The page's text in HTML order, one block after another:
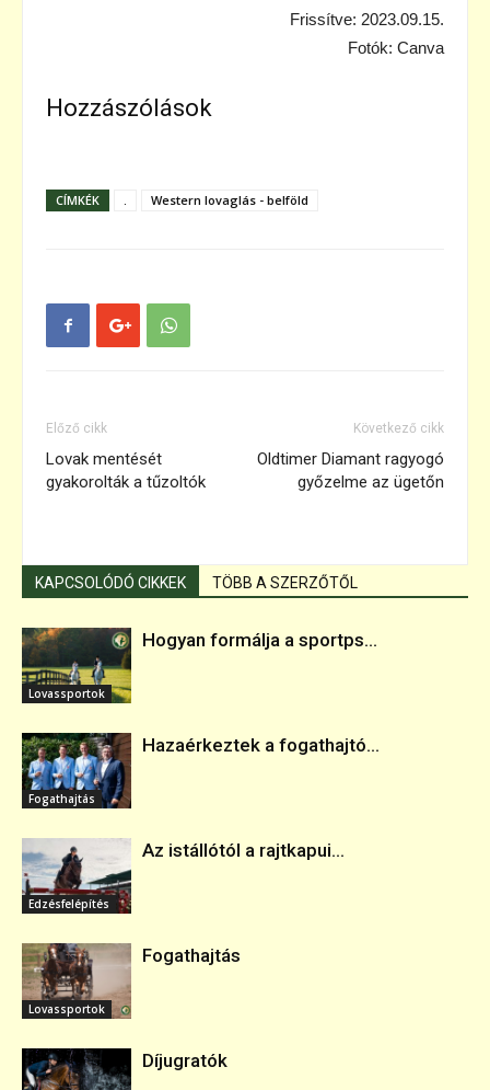
Frissítve: 2023.09.15.
Fotók: Canva
Hozzászólások
CÍMKÉK . Western lovaglás - belföld
Előző cikk
Lovak mentését
gyakorolták a tűzoltók
Következő cikk
Oldtimer Diamant ragyogó
győzelme az ügetőn
KAPCSOLÓDÓ CIKKEK TÖBB A SZERZŐTŐL
Lovassportok
Hogyan formálja a sportps...
Fogathajtás
Hazaérkeztek a fogathajtó...
Edzésfelépítés
Az istállótól a rajtkapui...
Lovassportok
Fogathajtás
Díjugratók